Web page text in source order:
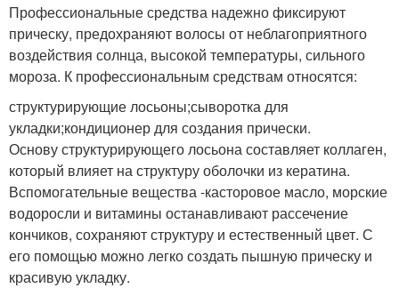
Профессиональные средства надежно фиксируют
прическу, предохраняют волосы от неблагоприятного
воздействия солнца, высокой температуры, сильного
мороза. К профессиональным средствам относятся:
структурирующие лосьоны;сыворотка для
укладки;кондиционер для создания прически.
Основу структурирующего лосьона составляет коллаген,
который влияет на структуру оболочки из кератина.
Вспомогательные вещества -касторовое масло, морские
водоросли и витамины останавливают рассечение
кончиков, сохраняют структуру и естественный цвет. С
его помощью можно легко создать пышную прическу и
красивую укладку.